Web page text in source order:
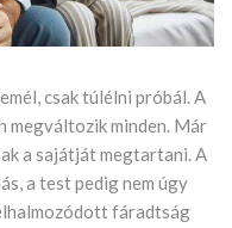
csak túlélni próbál. A
megváltozik minden. Már
a sajátját megtartani. A
a test pedig nem úgy
fáradtság